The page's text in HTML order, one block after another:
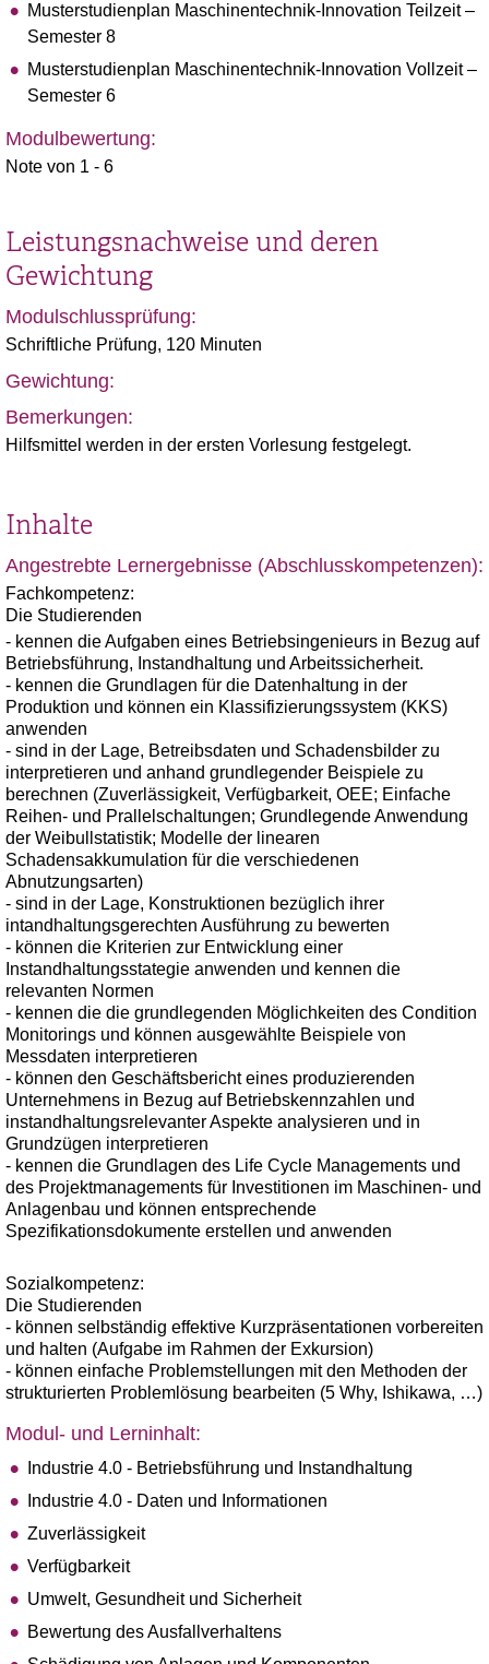
Musterstudienplan Maschinentechnik-Innovation Teilzeit –
Semester 8
Musterstudienplan Maschinentechnik-Innovation Vollzeit –
Semester 6
Modulbewertung:
Note von 1 - 6
Leistungsnachweise und deren
Gewichtung
Modulschlussprüfung:
Schriftliche Prüfung, 120 Minuten
Gewichtung:
Bemerkungen:
Hilfsmittel werden in der ersten Vorlesung festgelegt.
Inhalte
Angestrebte Lernergebnisse (Abschlusskompetenzen):
Fachkompetenz:
Die Studierenden
- kennen die Aufgaben eines Betriebsingenieurs in Bezug auf
Betriebsführung, Instandhaltung und Arbeitssicherheit.
- kennen die Grundlagen für die Datenhaltung in der
Produktion und können ein Klassifizierungssystem (KKS)
anwenden
- sind in der Lage, Betreibsdaten und Schadensbilder zu
interpretieren und anhand grundlegender Beispiele zu
berechnen (Zuverlässigkeit, Verfügbarkeit, OEE; Einfache
Reihen- und Prallelschaltungen; Grundlegende Anwendung
der Weibullstatistik; Modelle der linearen
Schadensakkumulation für die verschiedenen
Abnutzungsarten)
- sind in der Lage, Konstruktionen bezüglich ihrer
intandhaltungsgerechten Ausführung zu bewerten
- können die Kriterien zur Entwicklung einer
Instandhaltungsstategie anwenden und kennen die
relevanten Normen
- kennen die die grundlegenden Möglichkeiten des Condition
Monitorings und können ausgewählte Beispiele von
Messdaten interpretieren
- können den Geschäftsbericht eines produzierenden
Unternehmens in Bezug auf Betriebskennzahlen und
instandhaltungsrelevanter Aspekte analysieren und in
Grundzügen interpretieren
- kennen die Grundlagen des Life Cycle Managements und
des Projektmanagements für Investitionen im Maschinen- und
Anlagenbau und können entsprechende
Spezifikationsdokumente erstellen und anwenden
Sozialkompetenz:
Die Studierenden
- können selbständig effektive Kurzpräsentationen vorbereiten
und halten (Aufgabe im Rahmen der Exkursion)
- können einfache Problemstellungen mit den Methoden der
strukturierten Problemlösung bearbeiten (5 Why, Ishikawa, …)
Modul- und Lerninhalt:
Industrie 4.0 - Betriebsführung und Instandhaltung
Industrie 4.0 - Daten und Informationen
Zuverlässigkeit
Verfügbarkeit
Umwelt, Gesundheit und Sicherheit
Bewertung des Ausfallverhaltens